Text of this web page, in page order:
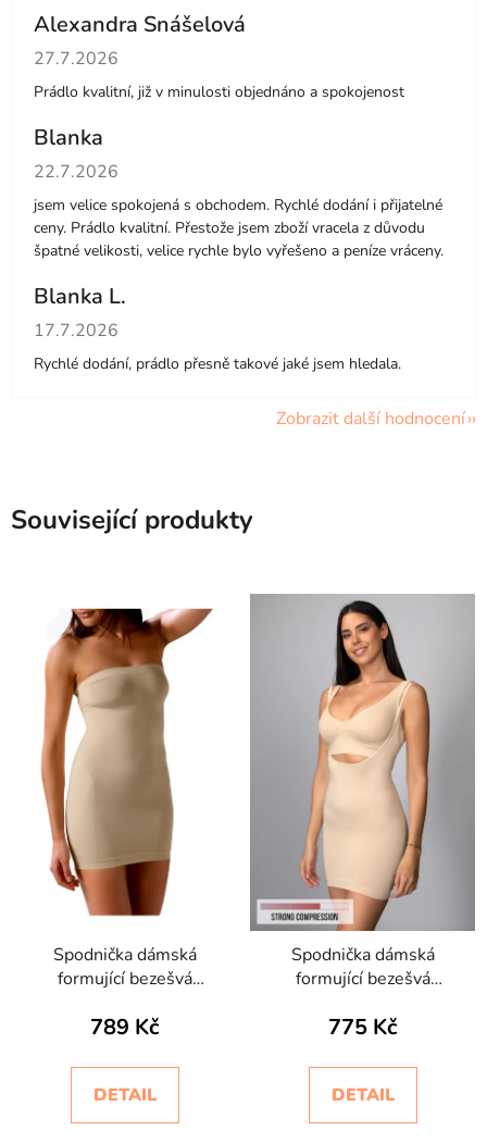
Alexandra Snášelová
Hodnocení obchodu je 5 z 5 hvězdiček.
27.7.2026
Prádlo kvalitní, již v minulosti objednáno a spokojenost
Blanka
Hodnocení obchodu je 5 z 5 hvězdiček.
22.7.2026
jsem velice spokojená s obchodem. Rychlé dodání i přijatelné
ceny. Prádlo kvalitní. Přestože jsem zboží vracela z důvodu
špatné velikosti, velice rychle bylo vyřešeno a peníze vráceny.
Blanka L.
Hodnocení obchodu je 5 z 5 hvězdiček.
17.7.2026
Rychlé dodání, prádlo přesně takové jaké jsem hledala.
Zobrazit další hodnocení
Související produkty
Spodnička dámská
formující bezešvá
Intimidea
789 Kč
DETAIL
Spodnička dámská
formující bezešvá
Oro
775 Kč
DETAIL